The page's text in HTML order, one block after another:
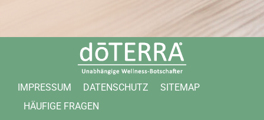
IMPRESSUM DATENSCHUTZ
SITEMAP
HÄUFIGE FRAGEN